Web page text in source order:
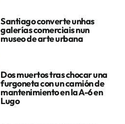
Santiago converte unhas
galerías comerciais nun
museo de arte urbana
Dos muertos tras chocar una
furgoneta con un camión de
mantenimiento en la A-6 en
Lugo